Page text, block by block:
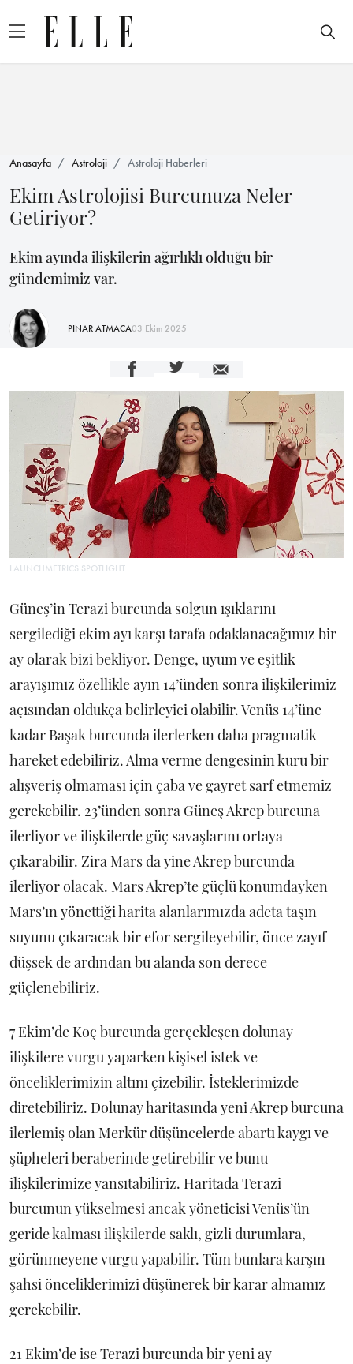
Anasayfa Astroloji Astroloji Haberleri
Ekim Astrolojisi Burcunuza Neler
Getiriyor?
Ekim ayında ilişkilerin ağırlıklı olduğu bir
gündemimiz var.
PINAR ATMACA03 Ekim 2025
LAUNCHMETRICS SPOTLIGHT
Güneş’in Terazi burcunda solgun ışıklarını
sergilediği ekim ayı karşı tarafa odaklanacağımız bir
ay olarak bizi bekliyor. Denge, uyum ve eşitlik
arayışımız özellikle ayın 14’ünden sonra ilişkilerimiz
açısından oldukça belirleyici olabilir. Venüs 14’üne
kadar Başak burcunda ilerlerken daha pragmatik
hareket edebiliriz. Alma verme dengesinin kuru bir
alışveriş olmaması için çaba ve gayret sarf etmemiz
gerekebilir. 23’ünden sonra Güneş Akrep burcuna
ilerliyor ve ilişkilerde güç savaşlarını ortaya
çıkarabilir. Zira Mars da yine Akrep burcunda
ilerliyor olacak. Mars Akrep’te güçlü konumdayken
Mars’ın yönettiği harita alanlarımızda adeta taşın
suyunu çıkaracak bir efor sergileyebilir, önce zayıf
düşsek de ardından bu alanda son derece
güçlenebiliriz.
7 Ekim’de Koç burcunda gerçekleşen dolunay
ilişkilere vurgu yaparken kişisel istek ve
önceliklerimizin altını çizebilir. İsteklerimizde
diretebiliriz. Dolunay haritasında yeni Akrep burcuna
ilerlemiş olan Merkür düşüncelerde abartı kaygı ve
şüpheleri beraberinde getirebilir ve bunu
ilişkilerimize yansıtabiliriz. Haritada Terazi
burcunun yükselmesi ancak yöneticisi Venüs’ün
geride kalması ilişkilerde saklı, gizli durumlara,
görünmeyene vurgu yapabilir. Tüm bunlara karşın
şahsi önceliklerimizi düşünerek bir karar almamız
gerekebilir.
21 Ekim’de ise Terazi burcunda bir yeni ay